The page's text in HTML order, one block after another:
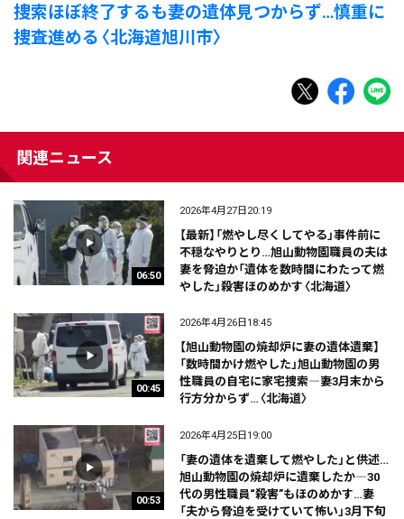
捜索ほぼ終了するも妻の遺体見つからず…慎重に
捜査進める〈北海道旭川市〉
関連ニュース
06:50
2026年4月27日20:19
【最新】「燃やし尽くしてやる」事件前に
不穏なやりとり…旭山動物園職員の夫は
妻を脅迫か「遺体を数時間にわたって燃
やした」殺害ほのめかす〈北海道〉
00:45
2026年4月26日18:45
【旭山動物園の焼却炉に妻の遺体遺棄】
「数時間かけ燃やした」旭山動物園の男
性職員の自宅に家宅捜索―妻3月末から
行方分からず…〈北海道〉
00:53
2026年4月25日19:00
「妻の遺体を遺棄して燃やした」と供述…
旭山動物園の焼却炉に遺棄したか―30
代の男性職員“殺害”もほのめかす…妻
「夫から脅迫を受けていて怖い」3月下旬